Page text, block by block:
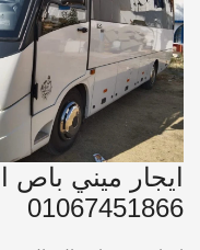
ايجار ميني باص
01067451866